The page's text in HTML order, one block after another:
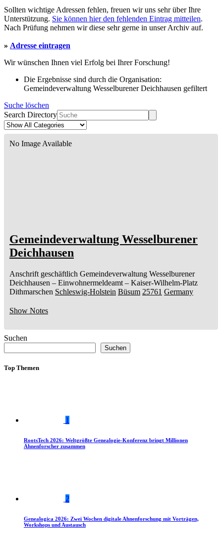
Sollten wichtige Adressen fehlen, freuen wir uns sehr über Ihre
Unterstützung. Sie können hier den fehlenden Eintrag mitteilen.
Nach Prüfung nehmen wir diese sehr gerne in unser Archiv auf.
» Adresse eintragen
Wir wünschen Ihnen viel Erfolg bei Ihrer Forschung!
Die Ergebnisse sind durch die Organisation:
Gemeindeverwaltung Wesselburener Deichhausen gefiltert
Suche löschen
Search Directory
No Image Available
Gemeindeverwaltung Wesselburener
Deichhausen
Anschrift geschäftlich Gemeindeverwaltung Wesselburener
Deichhausen – Einwohnermeldeamt – Kaiser-Wilhelm-Platz
Dithmarschen Schleswig-Holstein Büsum 25761 Germany
Show Notes
Suchen
Suchen
Top Themen
1
RootsTech 2026: Weltgrößte Genealogie-Konferenz bringt Millionen
Ahnenforscher zusammen
2
Genealogica 2026: Zwei Wochen digitale Ahnenforschung mit Vorträgen,
Workshops und Austausch